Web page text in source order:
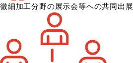
微細加工分野の展示会等への共同出展